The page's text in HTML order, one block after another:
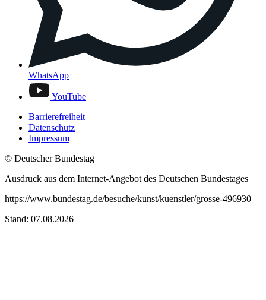
WhatsApp
YouTube
Barrierefreiheit
Datenschutz
Impressum
© Deutscher Bundestag
Ausdruck aus dem Internet-Angebot des Deutschen Bundestages
https://www.bundestag.de/besuche/kunst/kuenstler/grosse-496930
Stand: 07.08.2026